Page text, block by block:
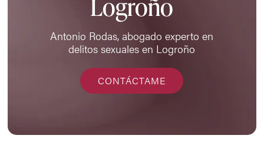
Logroño
Antonio Rodas, abogado experto en
delitos sexuales en Logroño
CONTÁCTAME